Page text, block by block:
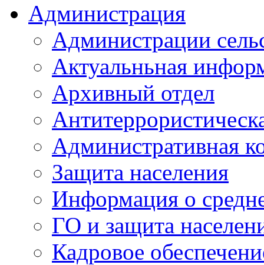
Администрация
Администрации
Актуальньная
Архивный отдел
Административная
Защита населения
Информация о
ГО и защита
Кадровое